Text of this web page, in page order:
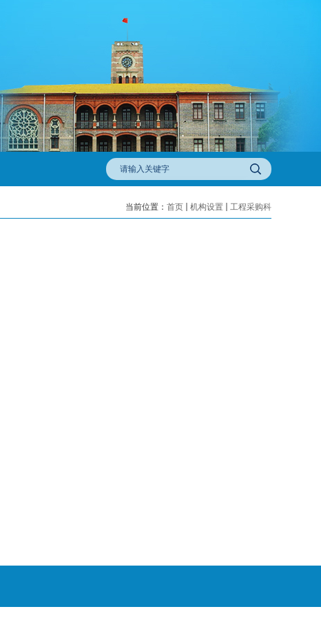
当前位置： 首页 机构设置 工程采购科